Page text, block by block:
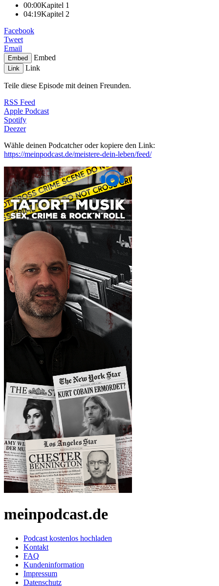
00:00Kapitel 1
04:19Kapitel 2
Facebook
Tweet
Email
Embed Embed
Link Link
Teile diese Episode mit deinen Freunden.
RSS Feed
Apple Podcast
Spotify
Deezer
Wähle deinen Podcatcher oder kopiere den Link:
https://meinpodcast.de/meistere-dein-leben/feed/
meinpodcast.de
Podcast kostenlos hochladen
Kontakt
FAQ
Kundeninformation
Impressum
Datenschutz